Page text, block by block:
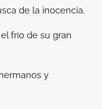
de la inocencia.
frío de su gran
y